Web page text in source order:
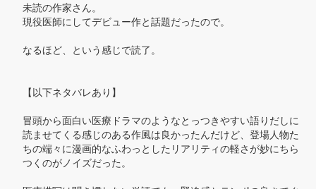
未読の作家さん。
現役医師にしてデビュー作と話題だったので。
なるほど、という感じで読了。
【以下ネタバレあり】
冒頭から面白い医療ドラマのようなとっつきやすい語りだしに
読ませてくる感じのある作風は良かったんだけど、登場人物た
ちの端々に漫画的なふわっとしたリアリティの軽さが妙にちら
つくのがノイズだった。